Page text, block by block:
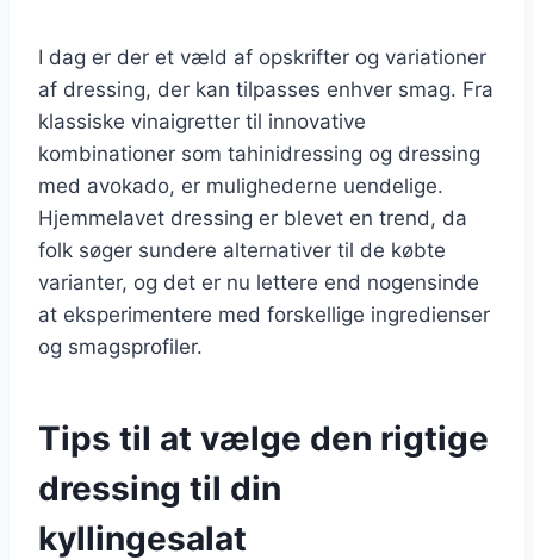
I dag er der et væld af opskrifter og variationer
af dressing, der kan tilpasses enhver smag. Fra
klassiske vinaigretter til innovative
kombinationer som tahinidressing og dressing
med avokado, er mulighederne uendelige.
Hjemmelavet dressing er blevet en trend, da
folk søger sundere alternativer til de købte
varianter, og det er nu lettere end nogensinde
at eksperimentere med forskellige ingredienser
og smagsprofiler.
Tips til at vælge den rigtige
dressing til din
kyllingesalat